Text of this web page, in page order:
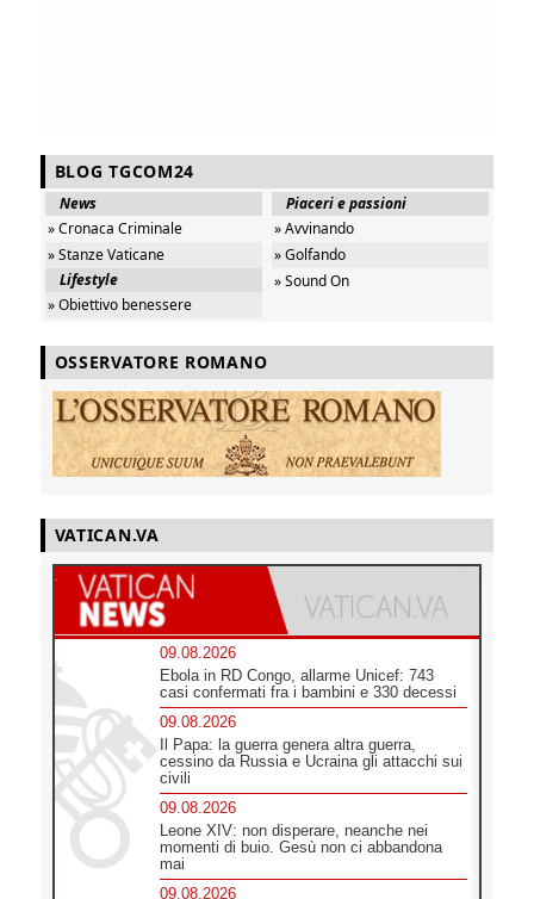
BLOG TGCOM24
News
» Cronaca Criminale
» Stanze Vaticane
Lifestyle
» Obiettivo benessere
Piaceri e passioni
» Avvinando
» Golfando
» Sound On
OSSERVATORE ROMANO
VATICAN.VA
09.08.2026
Ebola in RD Congo, allarme Unicef: 743
casi confermati fra i bambini e 330 decessi
09.08.2026
Il Papa: la guerra genera altra guerra,
cessino da Russia e Ucraina gli attacchi sui
civili
09.08.2026
Leone XIV: non disperare, neanche nei
momenti di buio. Gesù non ci abbandona
mai
09.08.2026